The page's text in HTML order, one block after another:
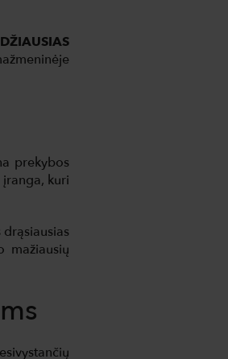
prekybos
kuri
​​mažiausių